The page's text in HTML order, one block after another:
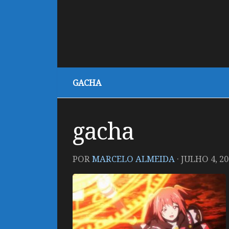
GACHA
gacha
PORMARCELO ALMEIDA · JULHO 4,